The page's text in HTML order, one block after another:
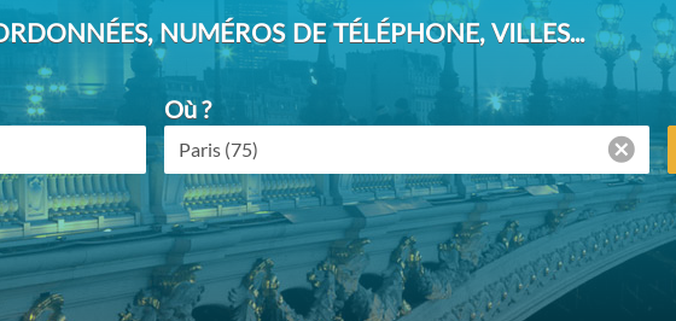
NUMÉROS DE TÉLÉPHONE, VILLES...
Où ?